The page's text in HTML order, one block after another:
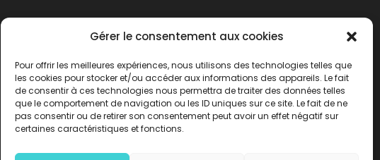
Gérer le consentement aux cookies
Pour offrir les meilleures expériences, nous utilisons des technologies telles que
les cookies pour stocker et/ou accéder aux informations des appareils. Le fait
de consentir à ces technologies nous permettra de traiter des données telles
que le comportement de navigation ou les ID uniques sur ce site. Le fait de ne
pas consentir ou de retirer son consentement peut avoir un effet négatif sur
certaines caractéristiques et fonctions.